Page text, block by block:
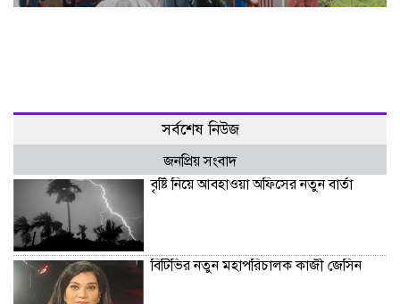
সর্বশেষ নিউজ
জনপ্রিয় সংবাদ
বৃষ্টি নিয়ে আবহাওয়া অফিসের নতুন বার্তা
বিটিভির নতুন মহাপরিচালক কাজী জেসিন